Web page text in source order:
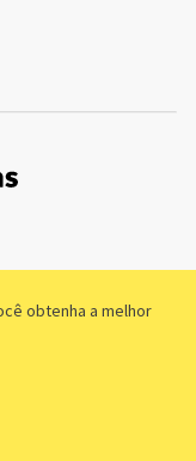
obtenha a melhor
0001-89 - Rua Dr.
SP - Brasil